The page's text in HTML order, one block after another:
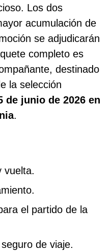
Los dos
acumulación de
se adjudicarán
completo es
destinado
la selección
de junio de 2026 en
.
vuelta.
el partido de la
de viaje.